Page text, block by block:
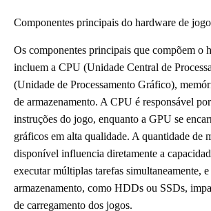
Componentes principais do hardware de
Os componentes principais que compõem o
incluem a CPU (Unidade Central de
(Unidade de Processamento Gráfico),
de armazenamento. A CPU é responsável
instruções do jogo, enquanto a GPU se
gráficos em alta qualidade. A quantidade de
disponível influencia diretamente a
executar múltiplas tarefas simultaneamente,
armazenamento, como HDDs ou SSDs,
de carregamento dos jogos.